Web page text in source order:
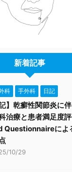
新着記事
科 手外科 日記
記】乾癬性関節炎に
治療と患者満足度
Questionnaireによ
10/29